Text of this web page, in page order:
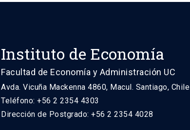
Instituto de Economía
Facultad de Economía y Administración UC
Avda. Vicuña Mackenna 4860, Macul. Santiago, Chile
Teléfono: +56 2 2354 4303
Dirección de Postgrado: +56 2 2354 4028